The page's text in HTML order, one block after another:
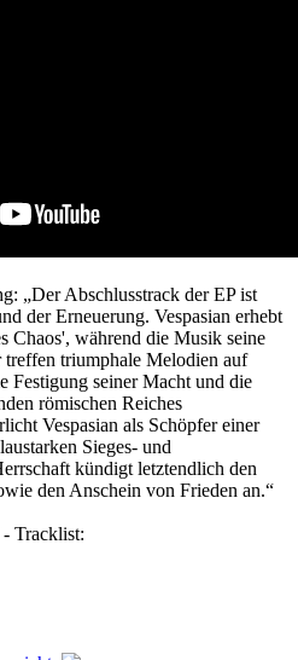
„Der Abschlusstrack der EP ist
der Erneuerung. Vespasian erhebt
Chaos', während die Musik seine
triumphale Melodien auf
Festigung seiner Macht und die
römischen Reiches
Vespasian als Schöpfer einer
Sieges- und
kündigt letztendlich den
den Anschein von Frieden an.“
Tracklist: